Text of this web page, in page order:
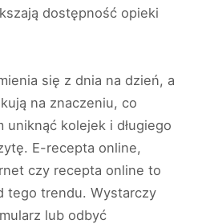
dostępność opieki
się z dnia na dzień, a
na znaczeniu, co
uniknąć kolejek i długiego
E-recepta online,
czy recepta online to
tego trendu. Wystarczy
lub odbyć